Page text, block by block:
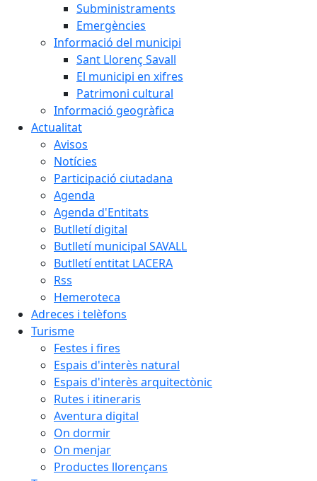
Subministraments
Emergències
Informació del municipi
Sant Llorenç Savall
El municipi en xifres
Patrimoni cultural
Informació geogràfica
Actualitat
Avisos
Notícies
Participació ciutadana
Agenda
Agenda d'Entitats
Butlletí digital
Butlletí municipal SAVALL
Butlletí entitat LACERA
Rss
Hemeroteca
Adreces i telèfons
Turisme
Festes i fires
Espais d'interès natural
Espais d'interès arquitectònic
Rutes i itineraris
Aventura digital
On dormir
On menjar
Productes llorençans